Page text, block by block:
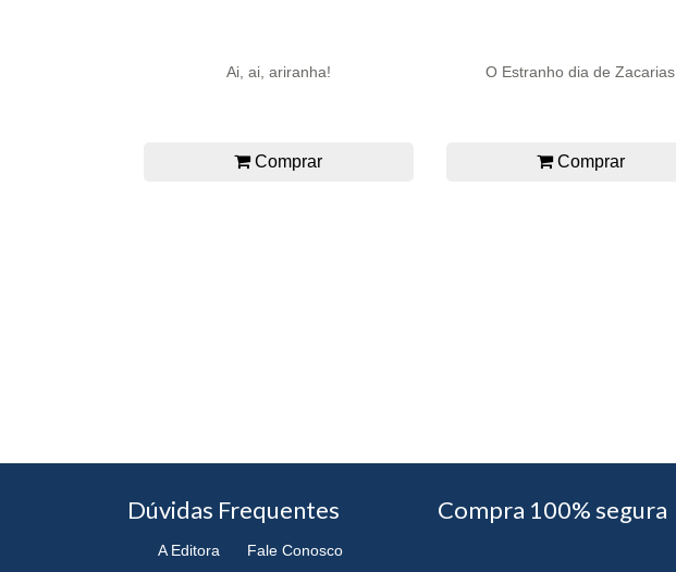
Ai, ai, ariranha!
Comprar
O Estranho dia de Zacarias
Comprar
Dúvidas Frequentes
A Editora Fale Conosco
Compra 100% segura